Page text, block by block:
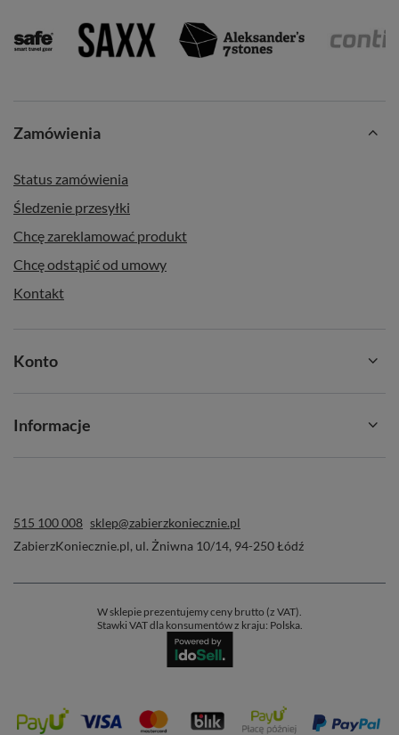
Zamówienia
Status zamówienia
Śledzenie przesyłki
Chcę zareklamować produkt
Chcę odstąpić od umowy
Kontakt
Konto
Informacje
515 100 008 sklep@zabierzkoniecznie.pl
ZabierzKoniecznie.pl, ul. Żniwna 10/14, 94-250Łódź
W sklepie prezentujemy ceny brutto (z VAT).
Stawki VAT dla konsumentów z kraju: Polska.